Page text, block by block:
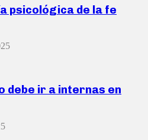
psicológica de la fe
debe ir a internas en